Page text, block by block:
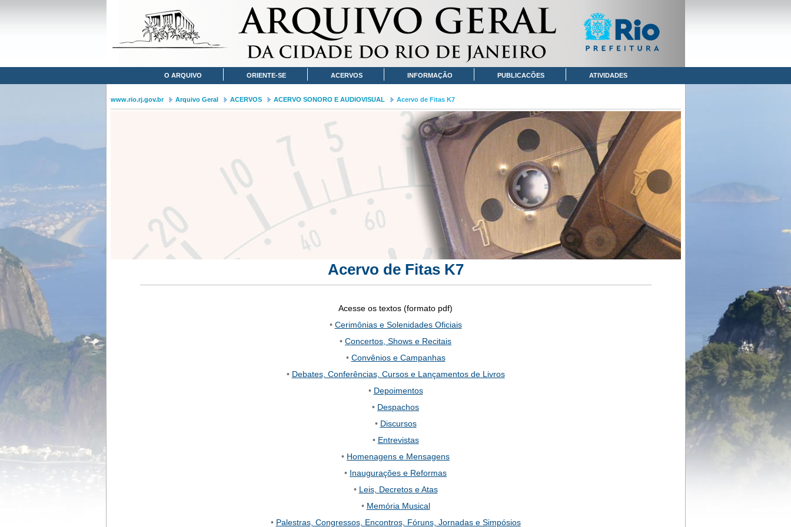
O ARQUIVO ORIENTE-SE ACERVOS INFORMAÇÃO PUBLICACÕES ATIVIDADES
www.rio.rj.gov.br Arquivo Geral ACERVOS ACERVO SONORO E AUDIOVISUAL Acervo de Fitas K7
Acervo de Fitas K7
Acesse os textos (formato pdf)
• Cerimônias e Solenidades Oficiais
• Concertos, Shows e Recitais
• Convênios e Campanhas
• Debates, Conferências, Cursos e Lançamentos de Livros
• Depoimentos
• Despachos
• Discursos
• Entrevistas
• Homenagens e Mensagens
• Inaugurações e Reformas
• Leis, Decretos e Atas
• Memória Musical
• Palestras, Congressos, Encontros, Fóruns, Jornadas e Simpósios